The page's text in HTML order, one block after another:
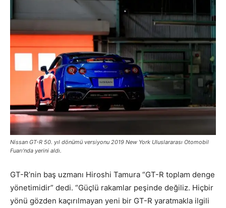
Nissan GT-R 50. yıl dönümü versiyonu 2019 New York Uluslararası Otomobil
Fuarı’nda yerini aldı.
GT-R’nin baş uzmanı Hiroshi Tamura “GT-R toplam denge
yönetimidir” dedi. “Güçlü rakamlar peşinde değiliz. Hiçbir
yönü gözden kaçırılmayan yeni bir GT-R yaratmakla ilgili